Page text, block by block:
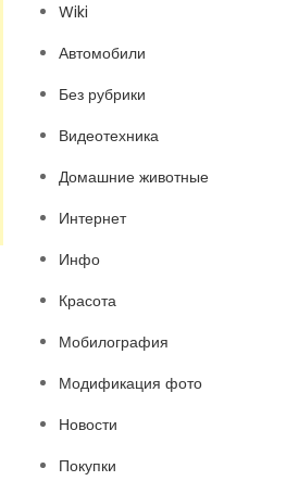
Wiki
Автомобили
Без рубрики
Видеотехника
Домашние животные
Интернет
Инфо
Красота
Мобилография
Модификация фото
Новости
Покупки